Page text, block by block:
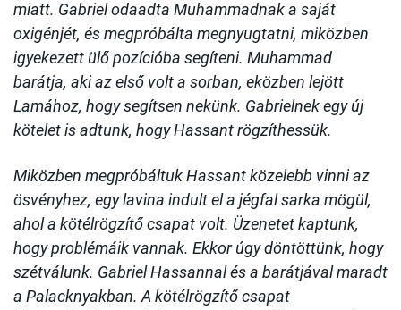
miatt. Gabriel odaadta Muhammadnak a saját
oxigénjét, és megpróbálta megnyugtatni, miközben
igyekezett ülő pozícióba segíteni. Muhammad
barátja, aki az első volt a sorban, eközben lejött
Lamához, hogy segítsen nekünk. Gabrielnek egy új
kötelet is adtunk, hogy Hassant rögzíthessük.
Miközben megpróbáltuk Hassant közelebb vinni az
ösvényhez, egy lavina indult el a jégfal sarka mögül,
ahol a kötélrögzítő csapat volt. Üzenetet kaptunk,
hogy problémáik vannak. Ekkor úgy döntöttünk, hogy
szétválunk. Gabriel Hassannal és a barátjával maradt
a Palacknyakban. A kötélrögzítő csapat